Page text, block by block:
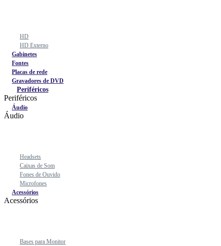
HD
HD Externo
Gabinetes
Fontes
Placas de rede
Gravadores de DVD
Periféricos
Periféricos
Áudio
Áudio
Headsets
Caixas de Som
Fones de Ouvido
Microfones
Acessórios
Acessórios
Bases para Monitor